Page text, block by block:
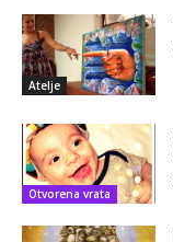
Atelje
Otvorena vrata